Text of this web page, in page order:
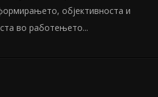
објективноста и
во работењето...